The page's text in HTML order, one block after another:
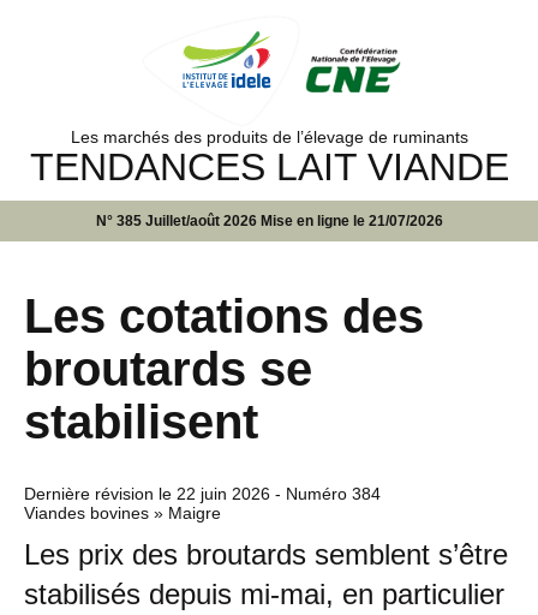
Les marchés des produits de l’élevage de ruminants
TENDANCES LAIT VIANDE
N° 385 Juillet/août 2026 Mise en ligne le 21/07/2026
Les cotations des
broutards se
stabilisent
Dernière révision le 22 juin 2026 - Numéro 384
Viandes bovines » Maigre
Les prix des broutards semblent s’être
stabilisés depuis mi-mai, en particulier